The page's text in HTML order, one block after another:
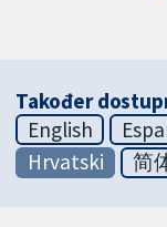
Također
English
Hrvatski
简